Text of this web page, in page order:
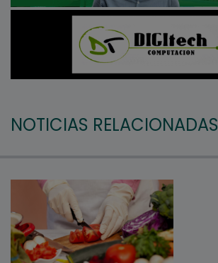
NOTICIAS RELACIONADAS